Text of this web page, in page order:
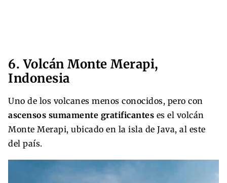
6. Volcán Monte Merapi,
Indonesia
Uno de los volcanes menos conocidos, pero con
ascensos sumamente gratificantes es el volcán
Monte Merapi, ubicado en la isla de Java, al este
del país.